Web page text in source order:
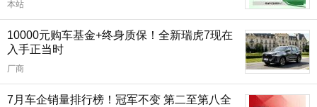
本站
10000元购车基金+终身质保！全新瑞虎7现在
入手正当时
厂商
7月车企销量排行榜！冠军不变 第二至第八全